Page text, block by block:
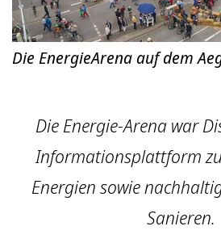
Die EnergieArena auf dem
Die Energie-Arena war
Informationsplattform
Energien sowie
Sanieren.